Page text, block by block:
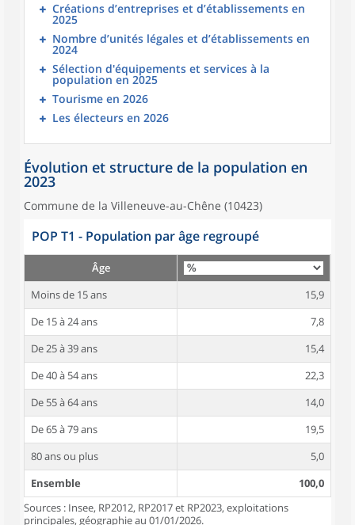
Créations d’entreprises et d’établissements en
2025
Nombre d’unités légales et d’établissements en
2024
Sélection d'équipements et services à la
population en 2025
Tourisme en 2026
Les électeurs en 2026
Évolution et structure de la population en
2023
Commune de la Villeneuve-au-Chêne (10423)
POP T1 - Population par âge regroupé
Âge
Moins de 15 ans
15,9
De 15 à 24 ans
7,8
De 25 à 39 ans
15,4
De 40 à 54 ans
22,3
De 55 à 64 ans
14,0
De 65 à 79 ans
19,5
80 ans ou plus
5,0
Ensemble
100,0
Sources : Insee, RP2012, RP2017 et RP2023, exploitations
principales, géographie au 01/01/2026.